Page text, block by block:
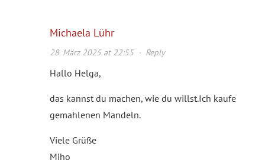
Michaela Lühr
28. März 2025 at 22:55· Reply
Hallo Helga,
das kannst du machen, wie du willst.Ich kaufe
gemahlenen Mandeln.
Viele Grüße
Miho